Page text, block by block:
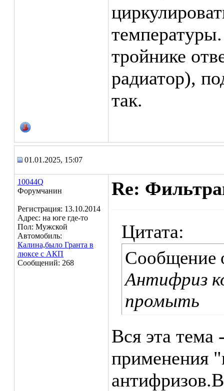
тройнике
радиатор),
так.
01.01.2025, 15:07
10044Q
Форумчанин
Регистрация: 13.10.2014
Адрес: на юге где-то
Пол: Мужской
Автомобиль:
Калина,было Гранта в
люксе с АКП
Сообщений: 268
Re:
Цитата:
Сообщение
Антифриз
промыть
Вся эта тема
применения